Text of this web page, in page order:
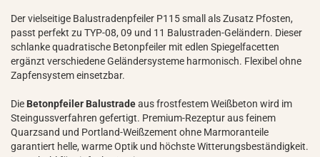
Der vielseitige Balustradenpfeiler P115 small als Zusatz Pfosten,
passt perfekt zu TYP-08, 09 und 11 Balustraden-Geländern. Dieser
schlanke quadratische Betonpfeiler mit edlen Spiegelfacetten
ergänzt verschiedene Geländersysteme harmonisch. Flexibel ohne
Zapfensystem einsetzbar.
Die Betonpfeiler Balustradeaus frostfestem Weißbeton wird im
Steingussverfahren gefertigt. Premium-Rezeptur aus feinem
Quarzsand und Portland-Weißzement ohne Marmoranteile
garantiert helle, warme Optik und höchste Witterungsbeständigkeit.